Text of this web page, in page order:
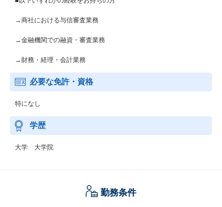
→商社における与信審査業務
→金融機関での融資・審査業務
→財務・経理・会計業務
必要な免許・資格
特になし
学歴
大学 大学院
勤務条件